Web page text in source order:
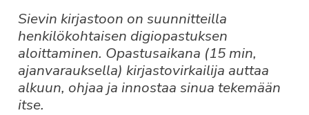
Sievin kirjastoon on suunnitteilla
henkilökohtaisen digiopastuksen
aloittaminen. Opastusaikana (15 min,
ajanvarauksella) kirjastovirkailija auttaa
alkuun, ohjaa ja innostaa sinua tekemään
itse.